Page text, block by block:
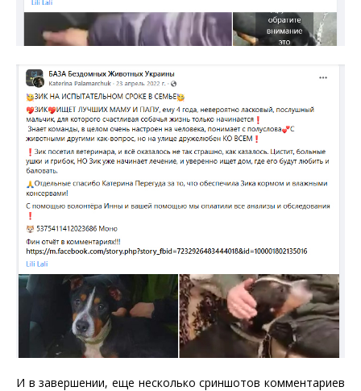
И в завершении, еще несколько сриншотов комментариев